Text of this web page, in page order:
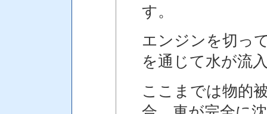
す。
エンジンを切っ
を通じて水が流
ここまでは物的